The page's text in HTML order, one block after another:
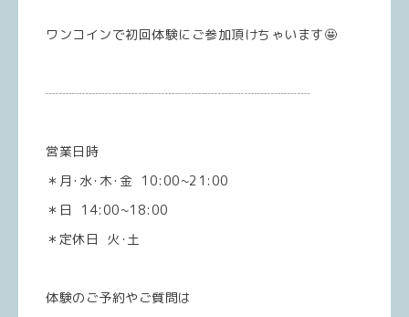
ワンコインで初回体験にご参加頂けちゃいます🤩
┈┈┈┈┈┈┈┈┈┈┈┈┈┈┈┈┈┈┈┈
営業日時
＊月･水･木･金 10:00~21:00
＊日 14:00~18:00
＊定休日 火･土
体験のご予約やご質問は